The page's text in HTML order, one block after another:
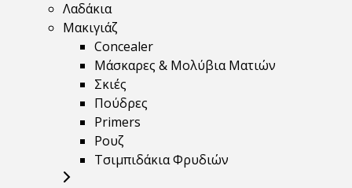
Λαδάκια
Μακιγιάζ
Concealer
Μάσκαρες & Μολύβια Ματιών
Σκιές
Πούδρες
Primers
Ρουζ
Τσιμπιδάκια Φρυδιών